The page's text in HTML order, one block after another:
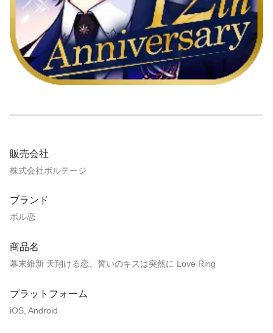
販売会社
株式会社ボルテージ
ブランド
ボル恋
商品名
幕末維新 天翔ける恋、誓いのキスは突然に Love Ring
プラットフォーム
iOS, Android